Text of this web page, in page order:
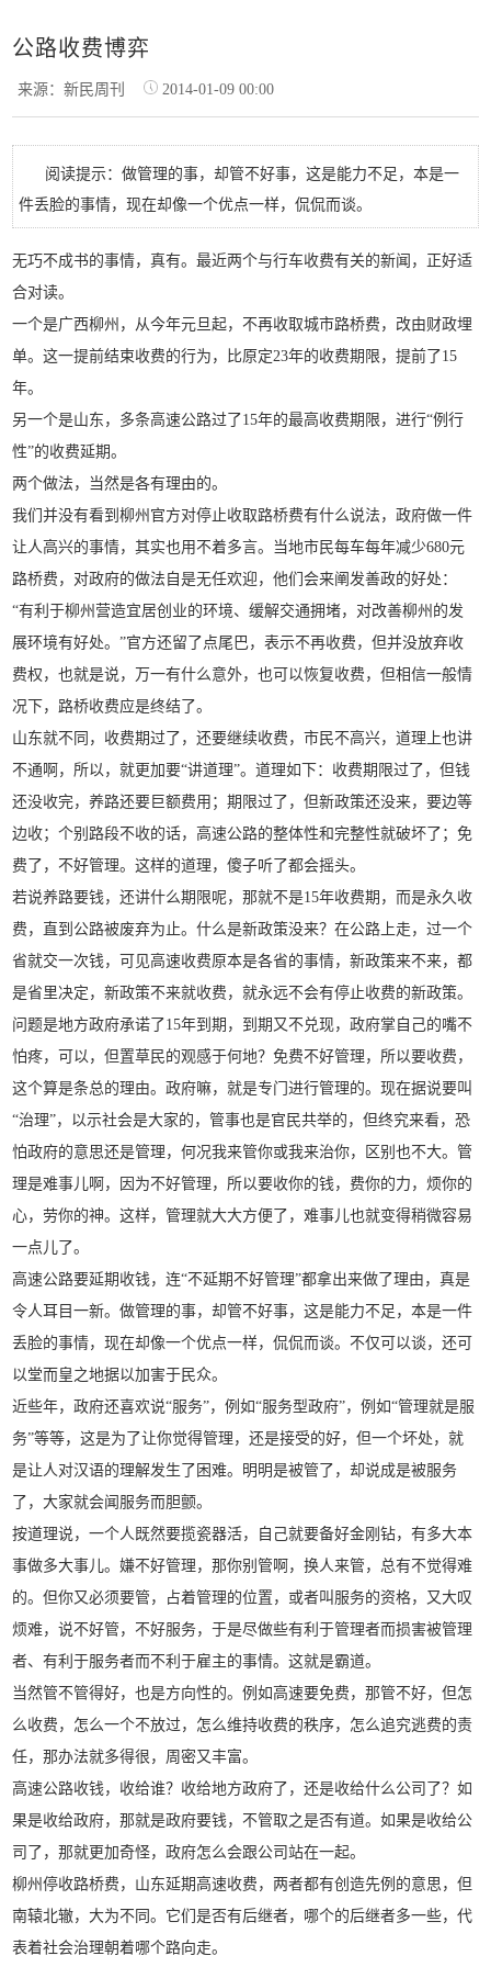
公路收费博弈
来源：新民周刊 2014-01-09 00:00
阅读提示：做管理的事，却管不好事，这是能力不足，本是一
件丢脸的事情，现在却像一个优点一样，侃侃而谈。
无巧不成书的事情，真有。最近两个与行车收费有关的新闻，正好适
合对读。
一个是广西柳州，从今年元旦起，不再收取城市路桥费，改由财政埋
单。这一提前结束收费的行为，比原定23年的收费期限，提前了15
年。
另一个是山东，多条高速公路过了15年的最高收费期限，进行“例行
性”的收费延期。
两个做法，当然是各有理由的。
我们并没有看到柳州官方对停止收取路桥费有什么说法，政府做一件
让人高兴的事情，其实也用不着多言。当地市民每车每年减少680元
路桥费，对政府的做法自是无任欢迎，他们会来阐发善政的好处：
“有利于柳州营造宜居创业的环境、缓解交通拥堵，对改善柳州的发
展环境有好处。”官方还留了点尾巴，表示不再收费，但并没放弃收
费权，也就是说，万一有什么意外，也可以恢复收费，但相信一般情
况下，路桥收费应是终结了。
山东就不同，收费期过了，还要继续收费，市民不高兴，道理上也讲
不通啊，所以，就更加要“讲道理”。道理如下：收费期限过了，但钱
还没收完，养路还要巨额费用；期限过了，但新政策还没来，要边等
边收；个别路段不收的话，高速公路的整体性和完整性就破坏了；免
费了，不好管理。这样的道理，傻子听了都会摇头。
若说养路要钱，还讲什么期限呢，那就不是15年收费期，而是永久收
费，直到公路被废弃为止。什么是新政策没来？在公路上走，过一个
省就交一次钱，可见高速收费原本是各省的事情，新政策来不来，都
是省里决定，新政策不来就收费，就永远不会有停止收费的新政策。
问题是地方政府承诺了15年到期，到期又不兑现，政府掌自己的嘴不
怕疼，可以，但置草民的观感于何地？免费不好管理，所以要收费，
这个算是条总的理由。政府嘛，就是专门进行管理的。现在据说要叫
“治理”，以示社会是大家的，管事也是官民共举的，但终究来看，恐
怕政府的意思还是管理，何况我来管你或我来治你，区别也不大。管
理是难事儿啊，因为不好管理，所以要收你的钱，费你的力，烦你的
心，劳你的神。这样，管理就大大方便了，难事儿也就变得稍微容易
一点儿了。
高速公路要延期收钱，连“不延期不好管理”都拿出来做了理由，真是
令人耳目一新。做管理的事，却管不好事，这是能力不足，本是一件
丢脸的事情，现在却像一个优点一样，侃侃而谈。不仅可以谈，还可
以堂而皇之地据以加害于民众。
近些年，政府还喜欢说“服务”，例如“服务型政府”，例如“管理就是服
务”等等，这是为了让你觉得管理，还是接受的好，但一个坏处，就
是让人对汉语的理解发生了困难。明明是被管了，却说成是被服务
了，大家就会闻服务而胆颤。
按道理说，一个人既然要揽瓷器活，自己就要备好金刚钻，有多大本
事做多大事儿。嫌不好管理，那你别管啊，换人来管，总有不觉得难
的。但你又必须要管，占着管理的位置，或者叫服务的资格，又大叹
烦难，说不好管，不好服务，于是尽做些有利于管理者而损害被管理
者、有利于服务者而不利于雇主的事情。这就是霸道。
当然管不管得好，也是方向性的。例如高速要免费，那管不好，但怎
么收费，怎么一个不放过，怎么维持收费的秩序，怎么追究逃费的责
任，那办法就多得很，周密又丰富。
高速公路收钱，收给谁？收给地方政府了，还是收给什么公司了？如
果是收给政府，那就是政府要钱，不管取之是否有道。如果是收给公
司了，那就更加奇怪，政府怎么会跟公司站在一起。
柳州停收路桥费，山东延期高速收费，两者都有创造先例的意思，但
南辕北辙，大为不同。它们是否有后继者，哪个的后继者多一些，代
表着社会治理朝着哪个路向走。